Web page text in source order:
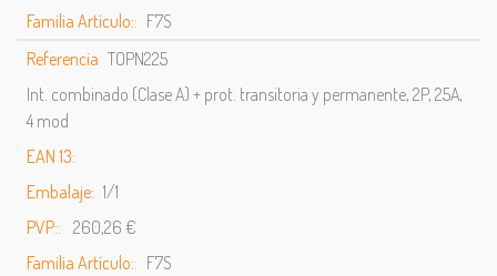
Familia Artículo:: F7S
Referencia TOPN225
Int. combinado (Clase A) + prot. transitoria y permanente, 2P, 25A,
4 mod
EAN 13:
Embalaje: 1/1
PVP:: 260,26 €
Familia Artículo:: F7S